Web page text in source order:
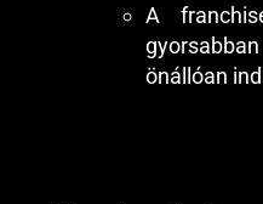
A
önállóan